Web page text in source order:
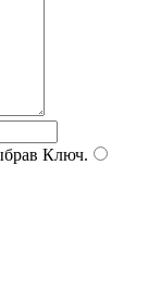
Ключ.